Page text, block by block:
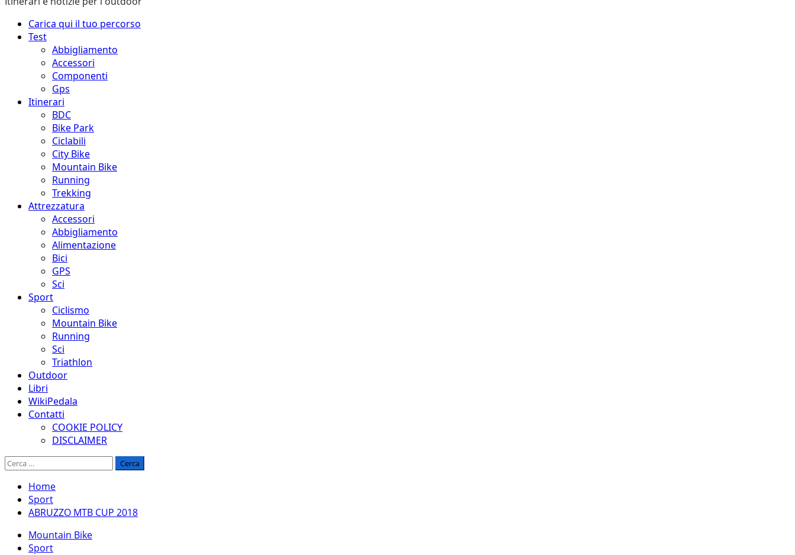
Menu
principale
Carica qui il tuo percorso
Test
Abbigliamento
Accessori
Componenti
Gps
Itinerari
BDC
Bike Park
Ciclabili
City Bike
Mountain Bike
Running
Trekking
Attrezzatura
Accessori
Abbigliamento
Alimentazione
Bici
GPS
Sci
Sport
Ciclismo
Mountain Bike
Running
Sci
Triathlon
Outdoor
Libri
WikiPedala
Contatti
COOKIE POLICY
DISCLAIMER
Ricerca
Home
Sport
ABRUZZO MTB CUP 2018
Mountain Bike
Sport